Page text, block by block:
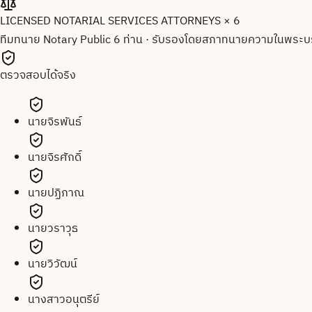
LICENSED NOTARIAL SERVICES ATTORNEYS × 6
ทีมทนาย Notary Public 6 ท่าน· รับรองโดยสภาทนายความในพระ
ตรวจสอบได้จริง
นายจิรพันธ์
นายจิรศักดิ์
นายปฏิภาณ
นายวราวุธ
นายวิวัฒน์
นางสาวอนุตรีย์